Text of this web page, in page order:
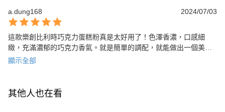
a.dung168
2024/07/03
這款樂創比利時巧克力蛋糕粉真是太好用了！色澤香濃，口感細
緻，充滿濃郁的巧克力香氣。就是簡單的調配，就能做出一個美味
的蛋糕。絕對是能讓你變身巧克力大廚的神器！每次朋友來家裡都
顯示全部
其他人也在看